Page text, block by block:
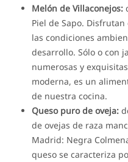
Melón de Villaconejos:
Piel de Sapo.
las condiciones
desarrollo. Sólo o con
numerosas y
moderna, es un
de nuestra cocina.
Queso puro de oveja:
de ovejas de raza
Madrid: Negra
queso se caracteriza